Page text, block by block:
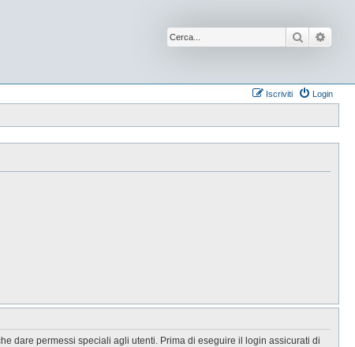
Cerca
Login
Iscriviti
dare permessi speciali agli utenti. Prima di eseguire il login assicurati di